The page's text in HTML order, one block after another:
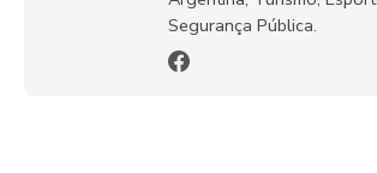
Segurança Pública.